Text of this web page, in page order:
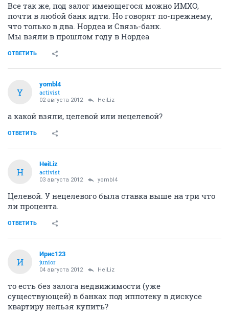
Все так же, под залог имеющегося можно ИМХО,
почти в любой банк идти. Но говорят по-прежнему,
что только в два. Нордеа и Связь-банк.
Мы взяли в прошлом году в Нордеа
ОТВЕТИТЬ
Y
yombl4
activist
02 августа 2012 HeiLiz
а какой взяли, целевой или нецелевой?
ОТВЕТИТЬ
H
HeiLiz
activist
03 августа 2012 yombl4
Целевой. У нецелевого была ставка выше на три что
ли процента.
ОТВЕТИТЬ
И
Ирис123
junior
04 августа 2012 HeiLiz
то есть без залога недвижимости (уже
существующей) в банках под иппотеку в дискусе
квартиру нельзя купить?